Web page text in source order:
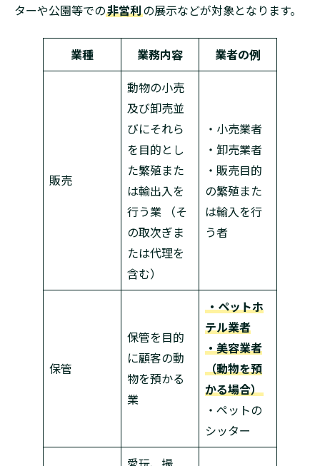
ターや公園等での非営利の展示などが対象となります。
業種 業務内容 業者の例
販売
動物の小売
及び卸売並
びにそれら
を目的とし
た繁殖また
は輸出入を
行う業 （そ
の取次ぎま
たは代理を
含む）
・小売業者
・卸売業者
・販売目的
の繁殖また
は輸入を行
う者
保管
保管を目的
に顧客の動
物を預かる
業
・ペットホ
テル業者
・美容業者
（動物を預
かる場合）
・ペットの
シッター